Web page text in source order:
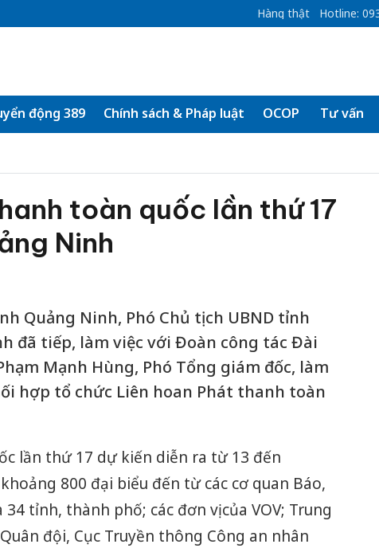
Hàng thật Hotline:
động 389 Chính sách & Pháp luật OCOP Tư vấn
toàn quốc lần thứ 17
Ninh
Quảng Ninh, Phó Chủ tịch UBND tỉnh
đã tiếp, làm việc với Đoàn công tác Đài
Mạnh Hùng, Phó Tổng giám đốc, làm
hợp tổ chức Liên hoan Phát thanh toàn
lần thứ 17 dự kiến diễn ra từ 13 đến
800 đại biểu đến từ các cơ quan Báo,
tỉnh, thành phố; các đơn vị của VOV; Trung
đội, Cục Truyền thông Công an nhân